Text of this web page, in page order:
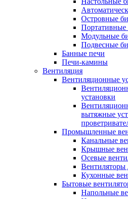
Островные
Модульные
Подвесные
Банные печи
Печи-камины
Вентиляция
Вентиляционные
установки
вытяжные
Промышленные
Канальные
Крышные
Осевые
Вентиляторы
Кухонные
Бытовые
Напольные